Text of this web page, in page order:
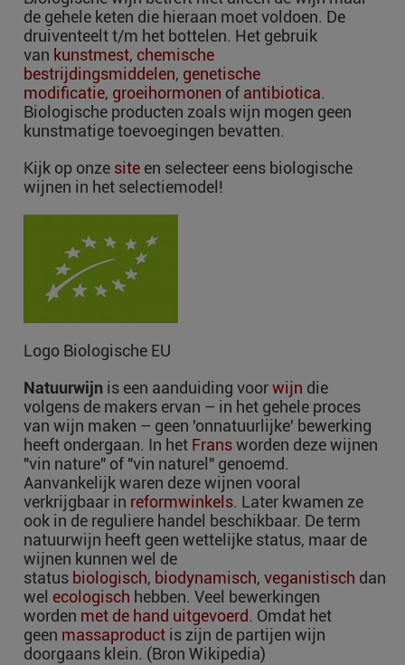
de gehele keten die hieraan moet voldoen. De
druiventeelt t/m het bottelen. Het gebruik
van kunstmest, chemische
bestrijdingsmiddelen, genetische
modificatie, groeihormonen of antibiotica.
Biologische producten zoals wijn mogen geen
kunstmatige toevoegingen bevatten.
Kijk op onze site en selecteer eens biologische
wijnen in het selectiemodel!
Logo Biologische EU
Natuurwijn is een aanduiding voorwijn die
volgens de makers ervan – in het gehele proces
van wijn maken – geen 'onnatuurlijke' bewerking
heeft ondergaan. In het Fransworden deze wijnen
"vin nature" of "vin naturel" genoemd.
Aanvankelijk waren deze wijnen vooral
verkrijgbaar in reformwinkels. Later kwamen ze
ook in de reguliere handel beschikbaar. De term
natuurwijn heeft geen wettelijke status, maar de
wijnen kunnen wel de
status biologisch, biodynamisch, veganistisch dan
wel ecologisch hebben. Veel bewerkingen
worden met de hand uitgevoerd. Omdat het
geen massaproduct is zijn de partijen wijn
doorgaans klein. (Bron Wikipedia)